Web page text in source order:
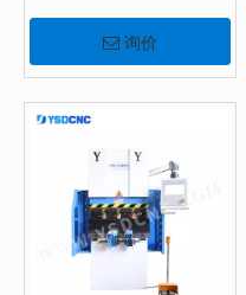
询价